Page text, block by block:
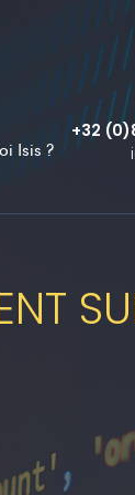
Isis ?
+32